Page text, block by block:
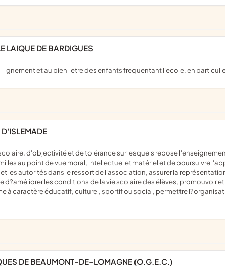
LAIQUE DE BARDIGUES
gnement et au bien-etre des enfants frequentant l'ecole, en
D'ISLEMADE
au point de vue moral, intellectuel et matériel et de poursuivre
les autorités dans le ressort de l'association, assurer la
les conditions de la vie scolaire des élèves, promouvoir
à caractère éducatif, culturel, sportif ou social, permettre
DE BEAUMONT-DE-LOMAGNE (O.G.E.C.)